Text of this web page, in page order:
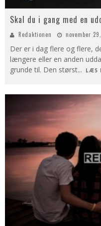
Skal du i gang med en
Redaktionen november
Der er i dag flere og flere,
længere eller en anden
grunde til. Den størst... LÆS